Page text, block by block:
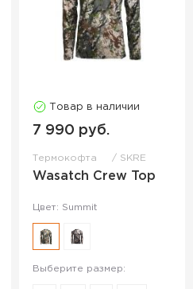
Товар в наличии
7 990 руб.
Термокофта SKRE
Wasatch Crew Top
Цвет: Summit
Выберите размер: